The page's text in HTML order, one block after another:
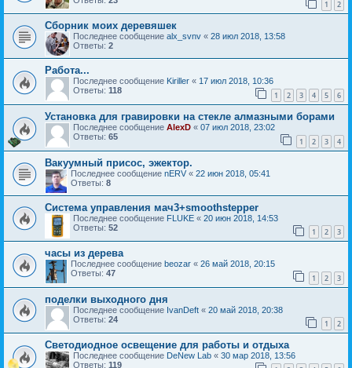
1 2
Сборник моих деревяшек
Последнее сообщение alx_svnv « 28 июл 2018, 13:58
Ответы: 2
Работа...
Последнее сообщение Kiriller « 17 июл 2018, 10:36
Ответы: 118 1 2 3 4 5 6
Установка для гравировки на стекле алмазными борами
Последнее сообщение AlexD « 07 июл 2018, 23:02
Ответы: 65 1 2 3 4
Вакуумный присос, эжектор.
Последнее сообщение nERV « 22 июн 2018, 05:41
Ответы: 8
Система управления мач3+smoothstepper
Последнее сообщение FLUKE « 20 июн 2018, 14:53
Ответы: 52 1 2 3
часы из дерева
Последнее сообщение beozar « 26 май 2018, 20:15
Ответы: 47 1 2 3
поделки выходного дня
Последнее сообщение IvanDeft « 20 май 2018, 20:38
Ответы: 24 1 2
Светодиодное освещение для работы и отдыха
Последнее сообщение DeNew Lab « 30 мар 2018, 13:56
Ответы: 119